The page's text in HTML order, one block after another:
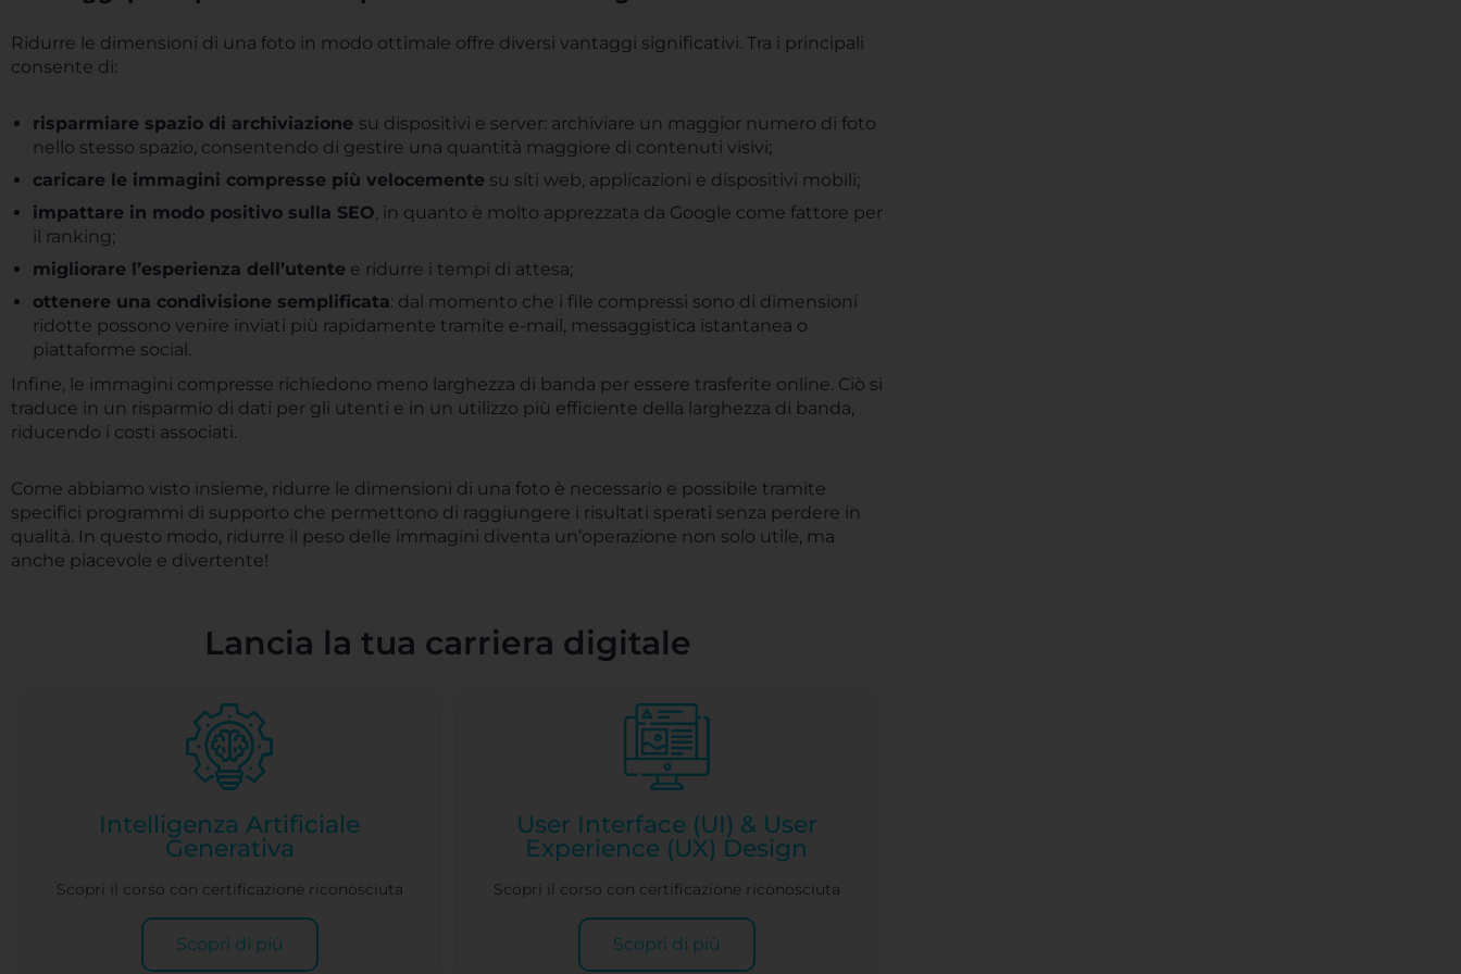
Ridurre le dimensioni di una foto in modo ottimale offre diversi vantaggi significativi. Tra i principali
consente di:
risparmiare spazio di archiviazione su dispositivi e server: archiviare un maggior numero di foto
nello stesso spazio, consentendo di gestire una quantità maggiore di contenuti visivi;
caricare le immagini compresse più velocemente su siti web, applicazioni e dispositivi mobili;
impattare in modo positivo sulla SEO, in quanto è molto apprezzata da Google come fattore per
il ranking;
migliorare l’esperienza dell’utente e ridurre i tempi di attesa;
ottenere una condivisione semplificata: dal momento che i file compressi sono di dimensioni
ridotte possono venire inviati più rapidamente tramite e-mail, messaggistica istantanea o
piattaforme social.
Infine, le immagini compresse richiedono meno larghezza di banda per essere trasferite online. Ciò si
traduce in un risparmio di dati per gli utenti e in un utilizzo più efficiente della larghezza di banda,
riducendo i costi associati.
Come abbiamo visto insieme, ridurre le dimensioni di una foto è necessario e possibile tramite
specifici programmi di supporto che permettono di raggiungere i risultati sperati senza perdere in
qualità. In questo modo, ridurre il peso delle immagini diventa un’operazione non solo utile, ma
anche piacevole e divertente!
Lancia la tua carriera digitale
Intelligenza Artificiale
Generativa
Scopri il corso con certificazione riconosciuta
Scopri di più
User Interface (UI) & User
Experience (UX) Design
Scopri il corso con certificazione riconosciuta
Scopri di più